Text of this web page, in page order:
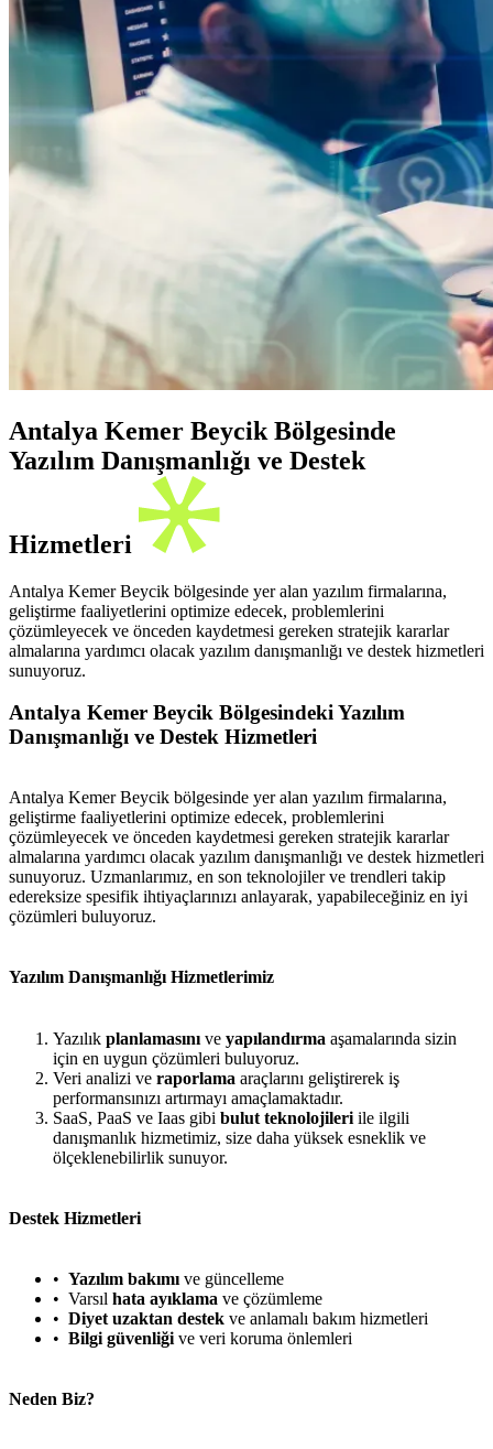
Antalya Kemer Beycik Bölgesinde
Yazılım Danışmanlığı ve Destek
Hizmetleri
Antalya Kemer Beycik bölgesinde yer alan yazılım firmalarına,
geliştirme faaliyetlerini optimize edecek, problemlerini
çözümleyecek ve önceden kaydetmesi gereken stratejik kararlar
almalarına yardımcı olacak yazılım danışmanlığı ve destek hizmetleri
sunuyoruz.
Antalya Kemer Beycik Bölgesindeki Yazılım
Danışmanlığı ve Destek Hizmetleri
Antalya Kemer Beycik bölgesinde yer alan yazılım firmalarına,
geliştirme faaliyetlerini optimize edecek, problemlerini
çözümleyecek ve önceden kaydetmesi gereken stratejik kararlar
almalarına yardımcı olacak yazılım danışmanlığı ve destek hizmetleri
sunuyoruz. Uzmanlarımız, en son teknolojiler ve trendleri takip
edereksize spesifik ihtiyaçlarınızı anlayarak, yapabileceğiniz en iyi
çözümleri buluyoruz.
Yazılım Danışmanlığı Hizmetlerimiz
Yazılık planlamasını ve yapılandırma aşamalarında sizin
için en uygun çözümleri buluyoruz.
Veri analizi ve raporlama araçlarını geliştirerek iş
performansınızı artırmayı amaçlamaktadır.
SaaS, PaaS ve Iaas gibi bulut teknolojileri ile ilgili
danışmanlık hizmetimiz, size daha yüksek esneklik ve
ölçeklenebilirlik sunuyor.
Destek Hizmetleri
Yazılım bakımı ve güncelleme
Varsıl hata ayıklama ve çözümleme
Diyet uzaktan destek ve anlamalı bakım hizmetleri
Bilgi güvenliği ve veri koruma önlemleri
Neden Biz?